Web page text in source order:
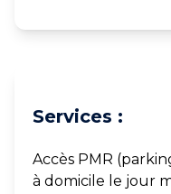
Services :
Accès PMR
à domicile le jour